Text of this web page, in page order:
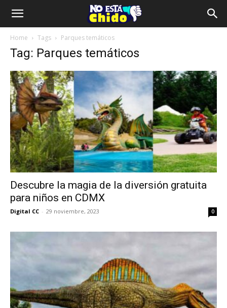
Home Tags Parques temáticos
Tag: Parques temáticos
Descubre la magia de la diversión gratuita
para niños en CDMX
Digital CC - 29 noviembre, 2023 0